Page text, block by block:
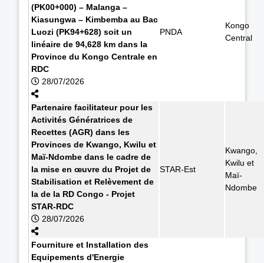
(PK00+000) – Malanga –
Kiasungwa – Kimbemba au Bac
Luozi (PK94+628) soit un
linéaire de 94,628 km dans la
Province du Kongo Centrale en
RDC
28/07/2026
PNDA
Kongo
Central
Partenaire facilitateur pour les
Activités Génératrices de
Recettes (AGR) dans les
Provinces de Kwango, Kwilu et
Maï-Ndombe dans le cadre de
la mise en œuvre du Projet de
Stabilisation et Relèvement de
la de la RD Congo - Projet
STAR-RDC
28/07/2026
STAR-Est
Kwango,
Kwilu et
Maï-
Ndombe
Fourniture et Installation des
Equipements d'Energie